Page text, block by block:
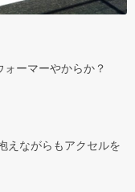
ーマーやからか？
えながらもアクセルを